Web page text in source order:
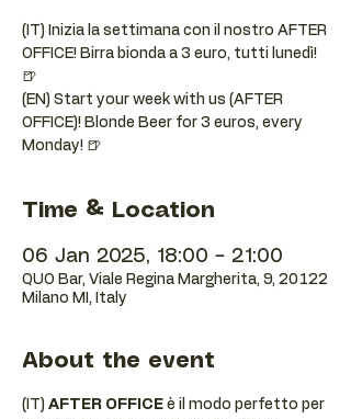
(IT) Inizia la settimana con il nostro AFTER
OFFICE! Birra bionda a 3 euro, tutti lunedì!
🍺
(EN) Start your week with us (AFTER
OFFICE)! Blonde Beer for 3 euros, every
Monday! 🍺
Time & Location
06 Jan 2025, 18:00 – 21:00
QUO Bar, Viale Regina Margherita, 9, 20122
Milano MI, Italy
About the event
(IT) AFTER OFFICE è il modo perfetto per